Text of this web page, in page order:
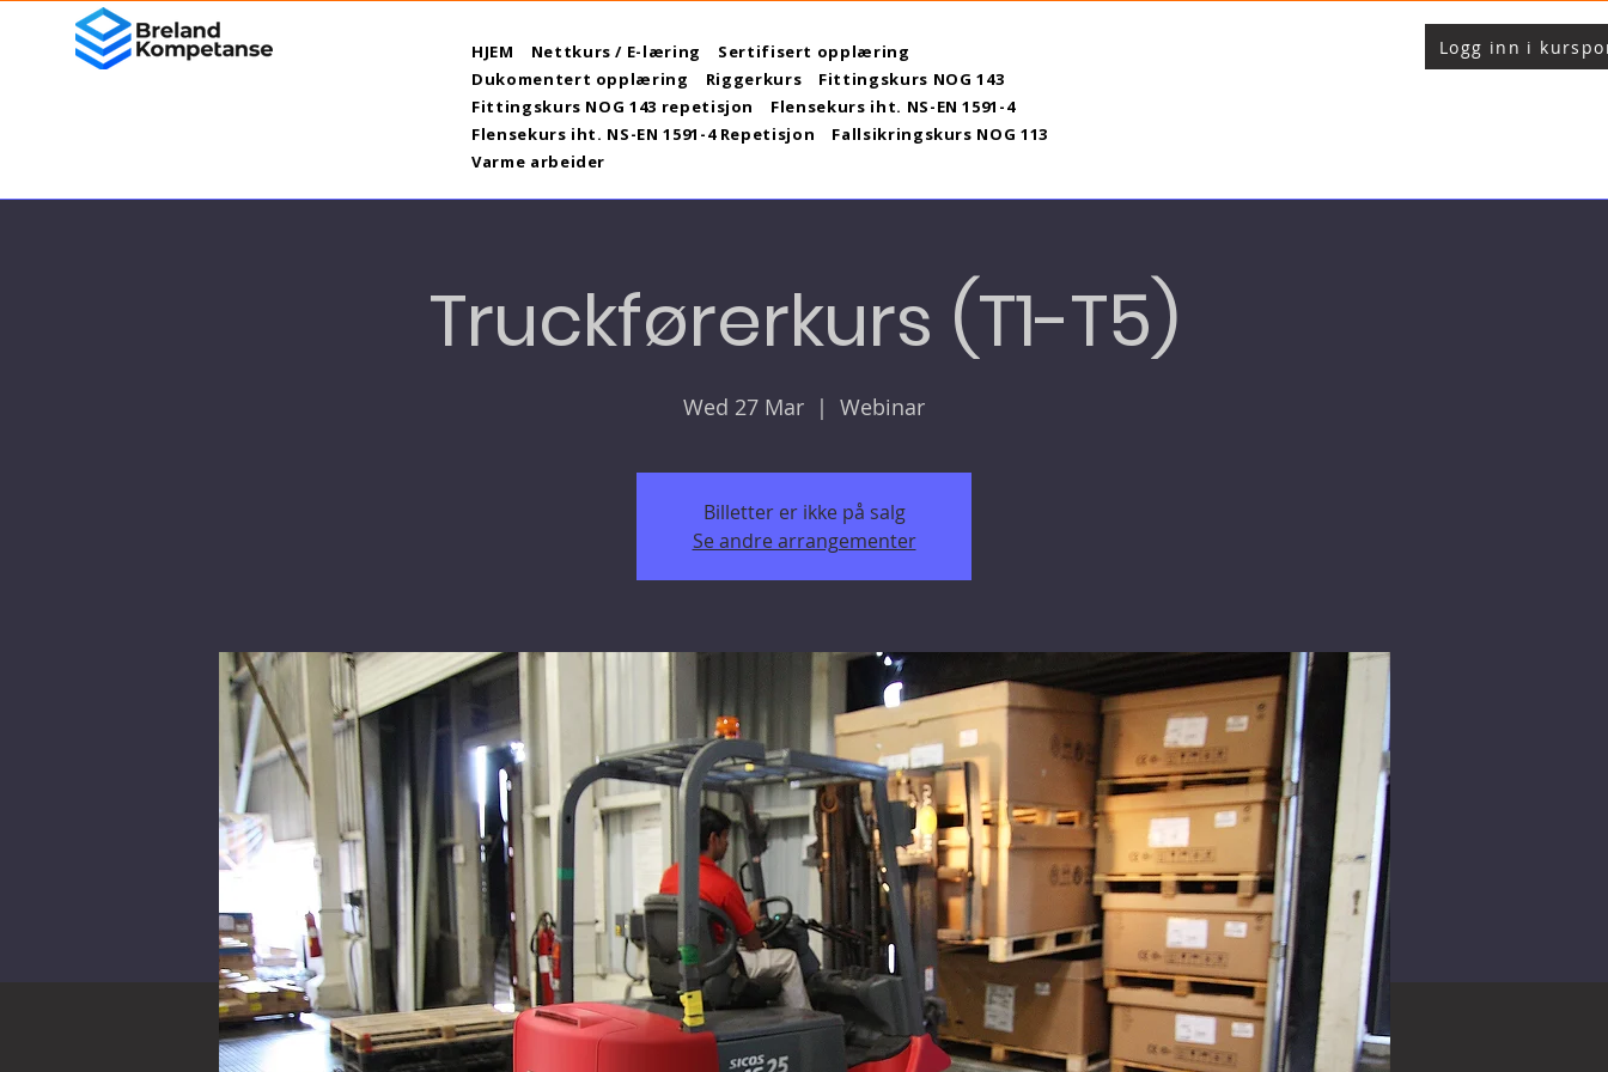
HJEM Nettkurs / E-læring
Sertifisert opplæring
Dukomentert opplæring
Riggerkurs
Fittingskurs NOG 143
Fittingskurs NOG 143 repetisjon
Flensekurs iht. NS-EN 1591-4
Flensekurs iht. NS-EN 1591-4 Repetisjon
Fallsikringskurs NOG 113
Varme arbeider
Logg inn i
Truckførerkurs (T1-T5)
Wed 27 Mar
  |
Webinar
Billetter er ikke på salg
Se andre arrangementer